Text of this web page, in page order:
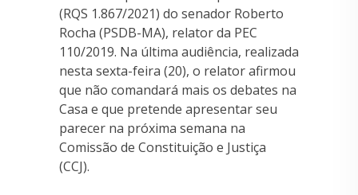
(RQS 1.867/2021) do senador Roberto
Rocha (PSDB-MA), relator da PEC
110/2019. Na última audiência, realizada
nesta sexta-feira (20), o relator afirmou
que não comandará mais os debates na
Casa e que pretende apresentar seu
parecer na próxima semana na
Comissão de Constituição e Justiça
(CCJ).